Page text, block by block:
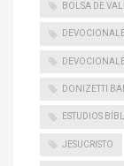
BOLSA DE
DONIZETTI
ESTUDIOS
JESUCRISTO